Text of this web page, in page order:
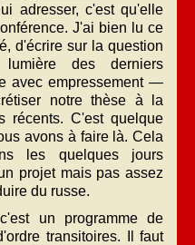
adresser, c'est qu'elle
J'ai bien lu ce
d'écrire sur la question
des derniers
avec empressement —
notre thèse à la
récents. C'est quelque
avons à faire là. Cela
les quelques jours
projet mais pas assez
du russe.
un programme de
transitoires. Il faut